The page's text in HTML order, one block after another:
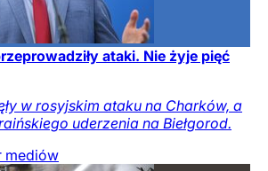
ataki. Nie żyje pięć
w rosyjskim ataku na Charków, a
uderzenia na Biełgorod.
mediów